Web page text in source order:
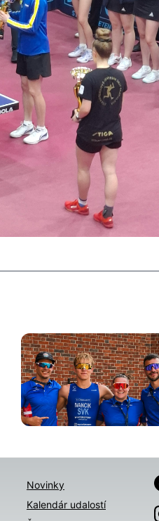
Novinky
Kalendár udalostí